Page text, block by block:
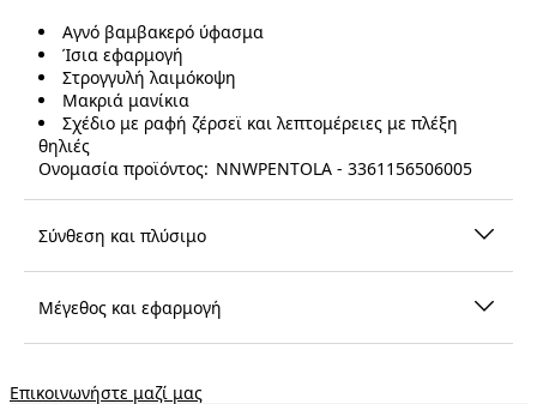
Αγνό βαμβακερό ύφασμα
Ίσια εφαρμογή
Στρογγυλή λαιμόκοψη
Μακριά μανίκια
Σχέδιο με ραφή ζέρσεϊ και λεπτομέρειες με πλέξη
θηλιές
Ονομασία προϊόντος: NNWPENTOLA - 3361156506005
Σύνθεση και πλύσιμο
Μέγεθος και εφαρμογή
Επικοινωνήστε μαζί μας